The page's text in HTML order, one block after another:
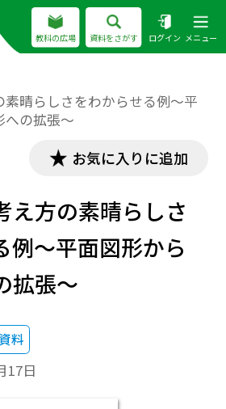
教科の広場 資料をさがす ログイン メニュー
晴らしさをわからせる例～平
への拡張～
お気に入りに追加
え方の素晴らしさ
例～平面図形から
拡張～
料
17日